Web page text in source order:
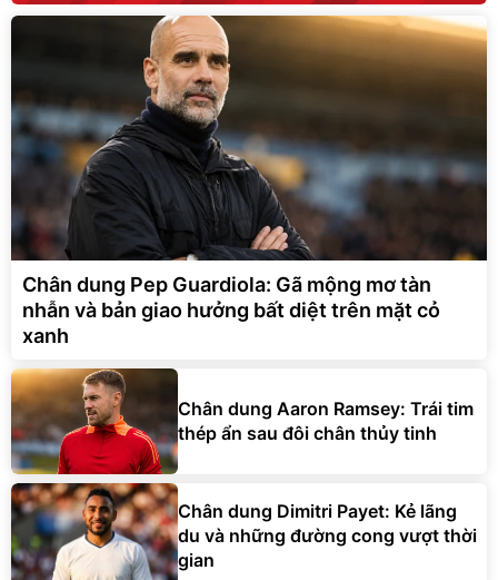
Chân dung Pep Guardiola: Gã mộng mơ tàn
nhẫn và bản giao hưởng bất diệt trên mặt cỏ
xanh
Chân dung Aaron Ramsey: Trái tim
thép ẩn sau đôi chân thủy tinh
Chân dung Dimitri Payet: Kẻ lãng
du và những đường cong vượt thời
gian